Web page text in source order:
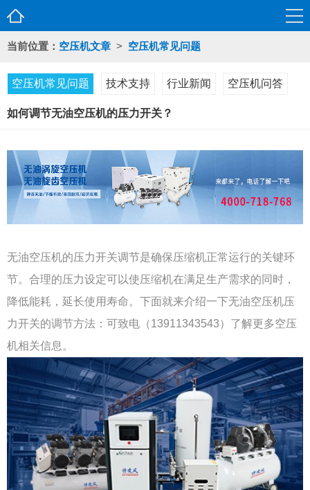
当前位置： 空压机文章 > 空压机常见问题
空压机常见问题 技术支持 行业新闻 空压机问答
如何调节无油空压机的压力开关？
无油空压机的压力开关调节是确保压缩机正常运行的关键环
节。合理的压力设定可以使压缩机在满足生产需求的同时，
降低能耗，延长使用寿命。下面就来介绍一下无油空压机压
力开关的调节方法：可致电（13911343543）了解更多空压
机相关信息。